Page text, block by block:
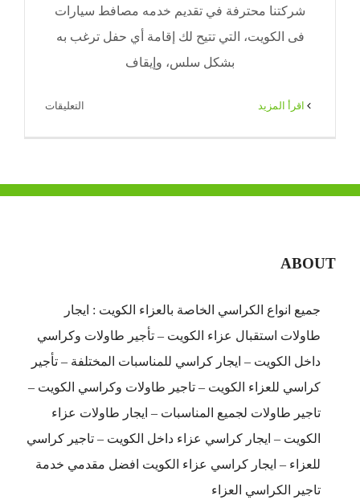
شركتنا محترفة في تقديم خدمه مصافط سيارات
فى الكويت، التي تتيح لك إقامة أي حفل ترغب به
بشكل سلس، وإيقاف
التعليقات
مغلقة
ABOUT
جميع انواع الكراسي الخاصة بالعزاء الكويت : ايجار
طاولات استقبال عزاء الكويت – تأجير طاولات وكراسي
داخل الكويت – ايجار كراسي للمناسبات المختلفة – تأجير
كراسي للعزاء الكويت – تاجير طاولات وكراسي الكويت –
تاجير طاولات لجميع المناسبات – ايجار طاولات عزاء
الكويت – ايجار كراسي عزاء داخل الكويت – تاجير كراسي
للعزاء – ايجار كراسي عزاء الكويت افضل مقدمي خدمة
تاجير الكراسي العزاء